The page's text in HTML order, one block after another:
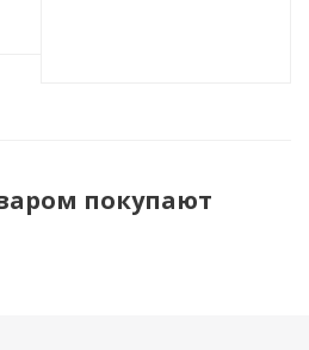
покупают